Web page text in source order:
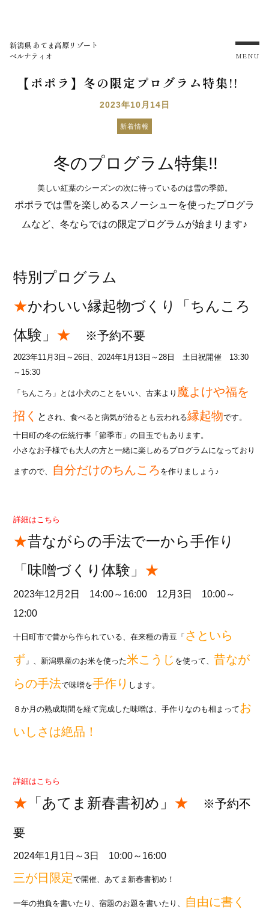
新潟県 あてま高原リゾート
ベルナティオ
MENU
【ポポラ】冬の限定プログラム特集!!
2023年10月14日
新着情報
冬のプログラム特集!!
美しい紅葉のシーズンの次に待っているのは雪の季節。
ポポラでは雪を楽しめるスノーシューを使ったプログラ
ムなど、冬ならではの限定プログラムが始まります♪
特別プログラム
★かわいい縁起物づくり「ちんころ
体験」 ★ ※予約不要
2023年11月3日～26日、2024年1月13日～28日 土日祝開催 13:30
～15:30
「ちんころ」とは小犬のことをいい、古来より 魔よけや福を
招く と され、食べると病気が治るとも云われる縁起物です。
十日町の冬の伝統行事「節季市」の目玉でもあります。
小さなお子様でも大人の方と一緒に楽しめるプログラムになっており
ますので、 自分だけのちんころ を作りましょう♪
詳細はこちら
★昔ながらの手法で一から手作り
「味噌づくり体験」 ★
2023年12月2日 14:00～16:00 12月3日 10:00～
12:00
十日町市で昔から作られている、在来種の青豆「 さといら
ず 」、新潟県産のお米を使った米こうじ を使って、昔なが
らの手法で味噌を手作り します。
８か月の熟成期間を経て完成した味噌は、手作りなのも相まって お
いしさは絶品！
詳細はこちら
★ 「あてま新春書初め」 ★ ※予約不
要
2024年1月1日～3日 10:00～16:00
三が日限定で開催、あてま新春書初め！
一年の抱負を書いたり、宿題のお題を書いたり、
自由に書く